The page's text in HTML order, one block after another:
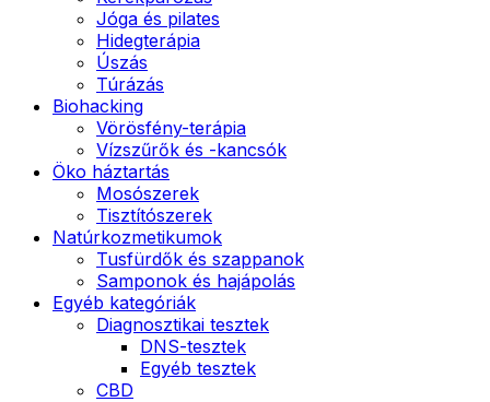
Jóga és pilates
Hidegterápia
Úszás
Túrázás
Biohacking
Vörösfény-terápia
Vízszűrők és -kancsók
Öko háztartás
Mosószerek
Tisztítószerek
Natúrkozmetikumok
Tusfürdők és szappanok
Samponok és hajápolás
Egyéb kategóriák
Diagnosztikai tesztek
DNS-tesztek
Egyéb tesztek
CBD